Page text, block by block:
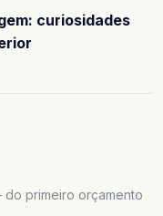
curiosidades
primeiro orçamento